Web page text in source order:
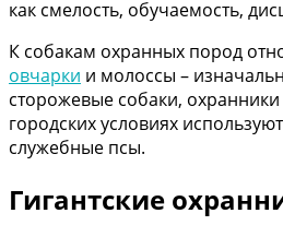
как смелость, обучаемость,
К собакам охранных пород
овчарки и молоссы –
сторожевые собаки,
городских условиях
служебные псы.
Гигантские